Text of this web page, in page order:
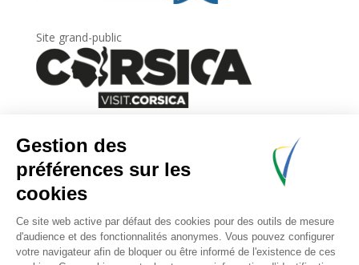
Site grand-public
Newsletter
Inscrivez-vous àla lettre d’information
l’Agence du tourisme de la Corse.